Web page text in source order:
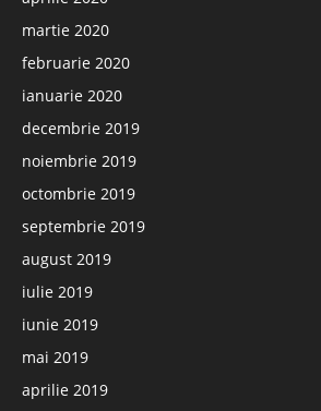
martie 2020
februarie 2020
ianuarie 2020
decembrie 2019
noiembrie 2019
octombrie 2019
septembrie 2019
august 2019
iulie 2019
iunie 2019
mai 2019
aprilie 2019